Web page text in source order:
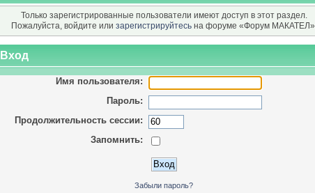
Только зарегистрированные пользователи имеют доступ в этот раздел.
Пожалуйста, войдите или зарегистрируйтесьна форуме «Форум МАКАТЕЛ».
Вход
Имя пользователя:
Пароль:
Продолжительность сессии:
Запомнить:
Забыли пароль?